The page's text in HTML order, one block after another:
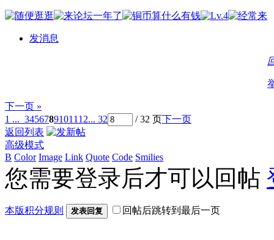
发消息
下一页 »
1 ... 34567891011 12... 32 / 32 页下一页
返回列表
高级模式
B Color Image Link Quote Code Smilies
您需要登录后才可以回帖
本版积分规则 发表回复 回帖后跳转到最后一页